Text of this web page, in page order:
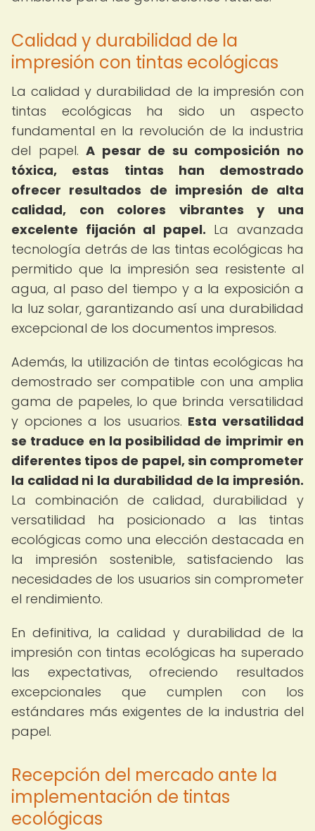
Calidad y durabilidad de la
impresión con tintas ecológicas
La calidad y durabilidad de la impresión con
tintas ecológicas ha sido un aspecto
fundamental en la revolución de la industria
del papel.A pesar de su composición no
tóxica, estas tintas han demostrado
ofrecer resultados de impresión de alta
calidad, con colores vibrantes y una
excelente fijación al papel. La avanzada
tecnología detrás de las tintas ecológicas ha
permitido que la impresión sea resistente al
agua, al paso del tiempo y a la exposición a
la luz solar, garantizando así una durabilidad
excepcional de los documentos impresos.
Además, la utilización de tintas ecológicas ha
demostrado ser compatible con una amplia
gama de papeles, lo que brinda versatilidad
y opciones a los usuarios. Esta versatilidad
se traduce en la posibilidad de imprimir en
diferentes tipos de papel, sin comprometer
la calidad ni la durabilidad de la impresión.
La combinación de calidad, durabilidad y
versatilidad ha posicionado a las tintas
ecológicas como una elección destacada en
la impresión sostenible, satisfaciendo las
necesidades de los usuarios sin comprometer
el rendimiento.
En definitiva, la calidad y durabilidad de la
impresión con tintas ecológicas ha superado
las expectativas, ofreciendo resultados
excepcionales que cumplen con los
estándares más exigentes de la industria del
papel.
Recepción del mercado ante la
implementación de tintas
ecológicas